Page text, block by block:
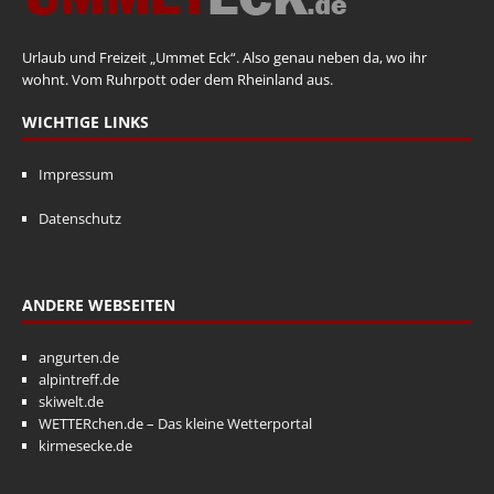
Urlaub und Freizeit „Ummet Eck“. Also genau neben da, wo ihr
wohnt. Vom Ruhrpott oder dem Rheinland aus.
WICHTIGE LINKS
Impressum
Datenschutz
ANDERE WEBSEITEN
angurten.de
alpintreff.de
skiwelt.de
WETTERchen.de – Das kleine Wetterportal
kirmesecke.de